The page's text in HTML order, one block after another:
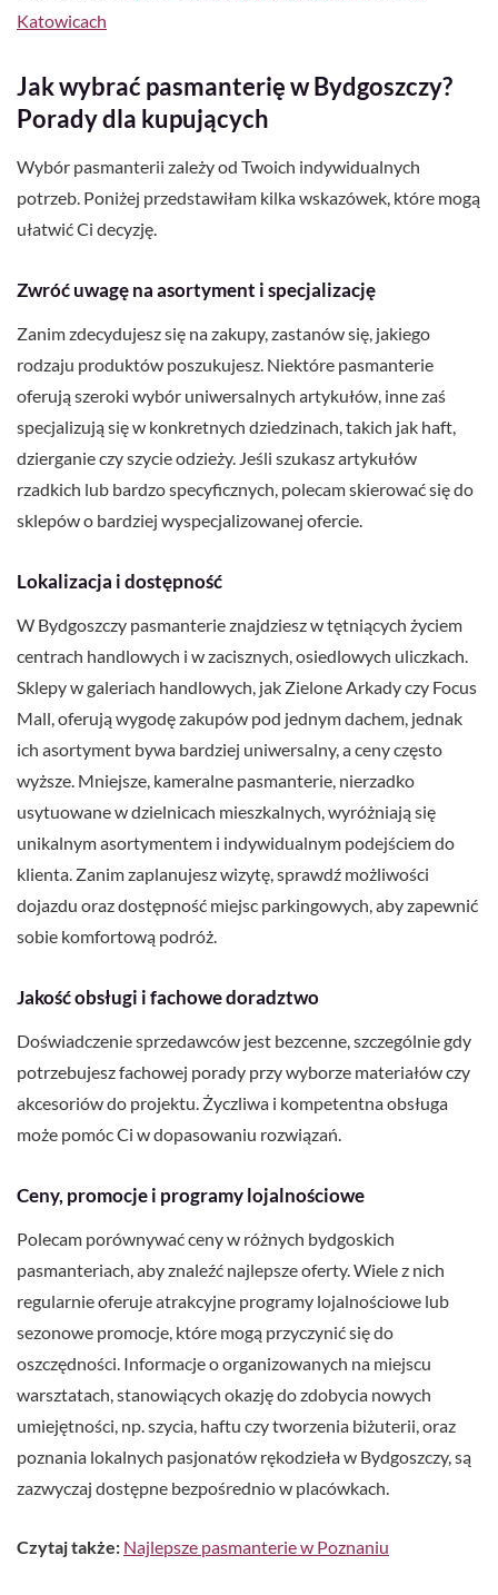
Katowicach
Jak wybrać pasmanterię w Bydgoszczy?
Porady dla kupujących
Wybór pasmanterii zależy od Twoich indywidualnych
potrzeb. Poniżej przedstawiłam kilka wskazówek, które mogą
ułatwić Ci decyzję.
Zwróć uwagę na asortyment i specjalizację
Zanim zdecydujesz się na zakupy, zastanów się, jakiego
rodzaju produktów poszukujesz. Niektóre pasmanterie
oferują szeroki wybór uniwersalnych artykułów, inne zaś
specjalizują się w konkretnych dziedzinach, takich jak haft,
dzierganie czy szycie odzieży. Jeśli szukasz artykułów
rzadkich lub bardzo specyficznych, polecam skierować się do
sklepów o bardziej wyspecjalizowanej ofercie.
Lokalizacja i dostępność
W Bydgoszczy pasmanterie znajdziesz w tętniących życiem
centrach handlowych i w zacisznych, osiedlowych uliczkach.
Sklepy w galeriach handlowych, jak Zielone Arkady czy Focus
Mall, oferują wygodę zakupów pod jednym dachem, jednak
ich asortyment bywa bardziej uniwersalny, a ceny często
wyższe. Mniejsze, kameralne pasmanterie, nierzadko
usytuowane w dzielnicach mieszkalnych, wyróżniają się
unikalnym asortymentem i indywidualnym podejściem do
klienta. Zanim zaplanujesz wizytę, sprawdź możliwości
dojazdu oraz dostępność miejsc parkingowych, aby zapewnić
sobie komfortową podróż.
Jakość obsługi i fachowe doradztwo
Doświadczenie sprzedawców jest bezcenne, szczególnie gdy
potrzebujesz fachowej porady przy wyborze materiałów czy
akcesoriów do projektu. Życzliwa i kompetentna obsługa
może pomóc Ci w dopasowaniu rozwiązań.
Ceny, promocje i programy lojalnościowe
Polecam porównywać ceny w różnych bydgoskich
pasmanteriach, aby znaleźć najlepsze oferty. Wiele z nich
regularnie oferuje atrakcyjne programy lojalnościowe lub
sezonowe promocje, które mogą przyczynić się do
oszczędności. Informacje o organizowanych na miejscu
warsztatach, stanowiących okazję do zdobycia nowych
umiejętności, np. szycia, haftu czy tworzenia biżuterii, oraz
poznania lokalnych pasjonatów rękodzieła w Bydgoszczy, są
zazwyczaj dostępne bezpośrednio w placówkach.
Czytaj także: Najlepsze pasmanterie w Poznaniu